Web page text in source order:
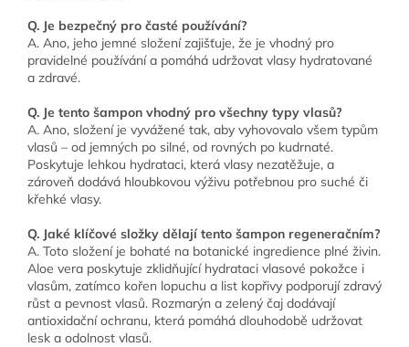
Q. Je bezpečný pro časté používání?
A. Ano, jeho jemné složení zajišťuje, že je vhodný pro
pravidelné používání a pomáhá udržovat vlasy hydratované
a zdravé.
Q. Je tento šampon vhodný pro všechny typy vlasů?
A. Ano, složení je vyvážené tak, aby vyhovovalo všem typům
vlasů – od jemných po silné, od rovných po kudrnaté.
Poskytuje lehkou hydrataci, která vlasy nezatěžuje, a
zároveň dodává hloubkovou výživu potřebnou pro suché či
křehké vlasy.
Q. Jaké klíčové složky dělají tento šampon regeneračním?
A. Toto složení je bohaté na botanické ingredience plné živin.
Aloe vera poskytuje zklidňující hydrataci vlasové pokožce i
vlasům, zatímco kořen lopuchu a list kopřivy podporují zdravý
růst a pevnost vlasů. Rozmarýn a zelený čaj dodávají
antioxidační ochranu, která pomáhá dlouhodobě udržovat
lesk a odolnost vlasů.